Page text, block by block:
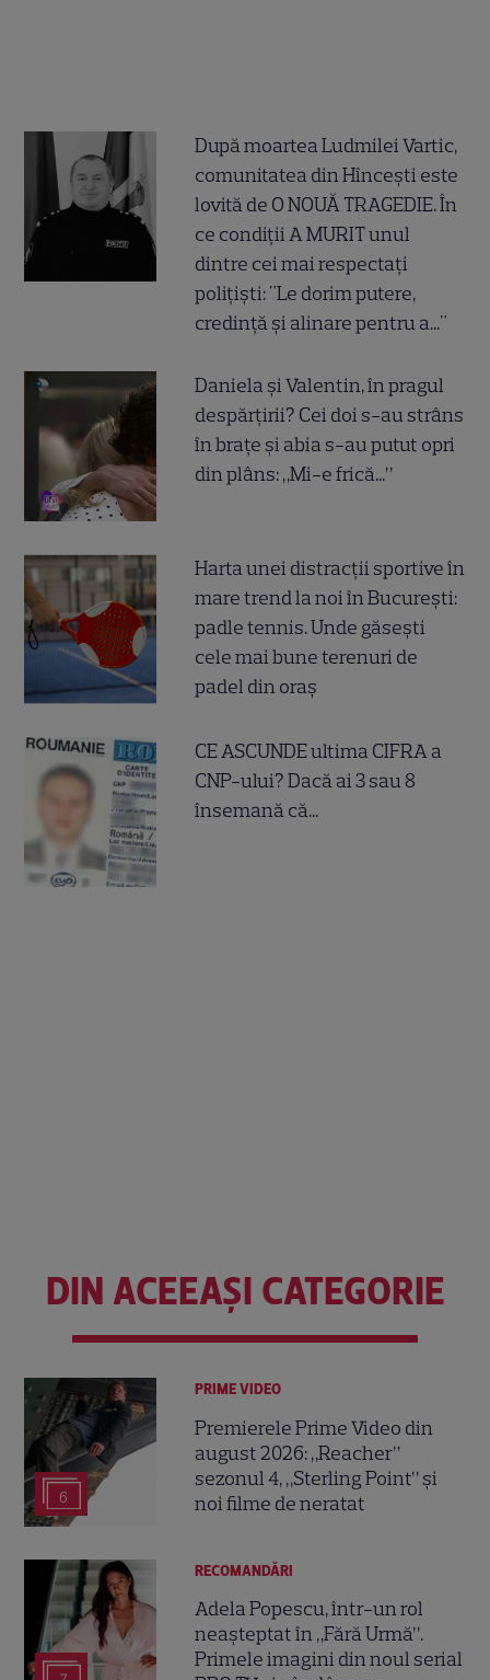
După moartea Ludmilei Vartic,
comunitatea din Hîncești este
lovită de O NOUĂ TRAGEDIE. În
ce condiții A MURIT unul
dintre cei mai respectați
polițiști: "Le dorim putere,
credință și alinare pentru a..."
Daniela și Valentin, în pragul
despărțirii? Cei doi s-au strâns
în brațe și abia s-au putut opri
din plâns: „Mi-e frică...”
Harta unei distracții sportive în
mare trend la noi în București:
padle tennis. Unde găsești
cele mai bune terenuri de
padel din oraș
CE ASCUNDE ultima CIFRA a
CNP-ului? Dacă ai 3 sau 8
însemană că...
DIN ACEEAȘI CATEGORIE
6
PRIME VIDEO
Premierele Prime Video din
august 2026: „Reacher”
sezonul 4, „Sterling Point” și
noi filme de neratat
RECOMANDĂRI
Adela Popescu, într-un rol
neașteptat în „Fără Urmă”.
Primele imagini din noul serial